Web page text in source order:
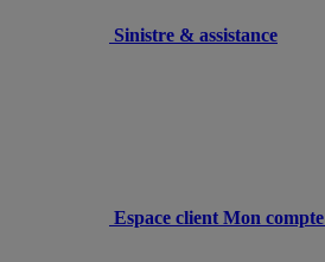
Sinistre & assistance
Espace client Mon compte